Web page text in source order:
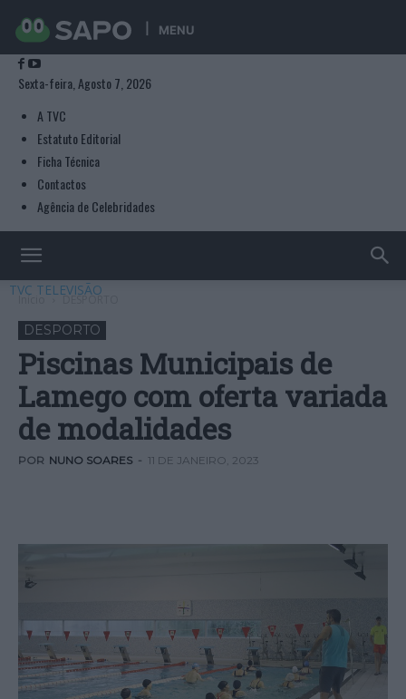
MENU
Sexta-feira, Agosto 7, 2026
A TVC
Estatuto Editorial
Ficha Técnica
Contactos
Agência de Celebridades
TVC TELEVISÃO
Início DESPORTO
DESPORTO
Piscinas Municipais de
Lamego com oferta variada
de modalidades
POR NUNO SOARES - 11 DE JANEIRO, 2023